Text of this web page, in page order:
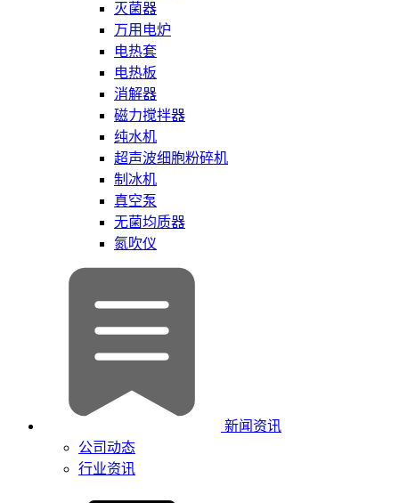
灭菌器
万用电炉
电热套
电热板
消解器
磁力搅拌器
纯水机
超声波细胞粉碎机
制冰机
真空泵
无菌均质器
氮吹仪
新闻资讯
公司动态
行业资讯